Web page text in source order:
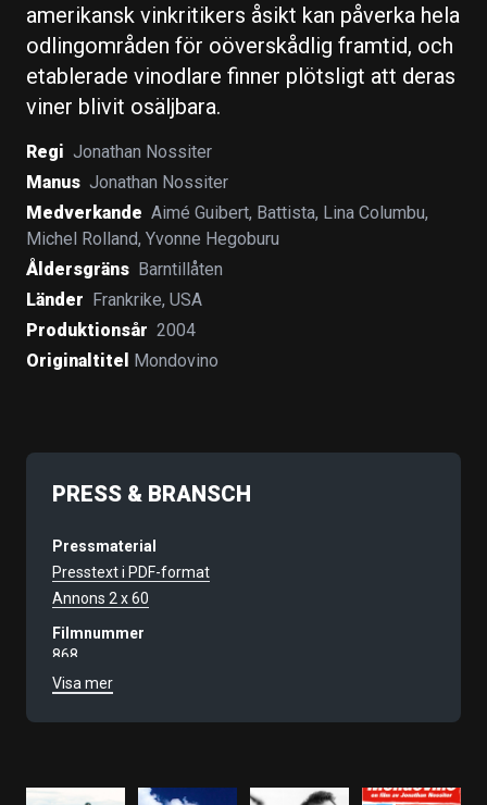
amerikansk vinkritikers åsikt kan påverka hela
odlingområden för oöverskådlig framtid, och
etablerade vinodlare finner plötsligt att deras
viner blivit osäljbara.
Regi Jonathan Nossiter
Manus Jonathan Nossiter
Medverkande Aimé Guibert, Battista, Lina Columbu,
Michel Rolland, Yvonne Hegoburu
Åldersgräns Barntillåten
Länder
Frankrike, USA
Produktionsår 2004
Originaltitel
Mondovino
PRESS & BRANSCH
Pressmaterial
Presstext i PDF-format
Annons 2 x 60
Filmnummer
868
Visa mer